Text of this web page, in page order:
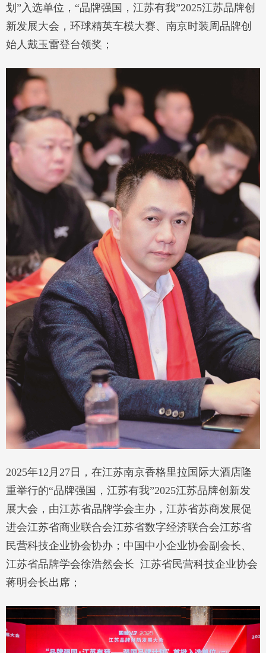
划”入选单位，“品牌强国，江苏有我”2025江苏品牌创
新发展大会，环球精英车模大赛、南京时装周品牌创
始人戴玉雷登台领奖；
2025年12月27日，在江苏南京香格里拉国际大酒店隆
重举行的“品牌强国，江苏有我”2025江苏品牌创新发
展大会，由江苏省品牌学会主办，江苏省苏商发展促
进会江苏省商业联合会江苏省数字经济联合会江苏省
民营科技企业协会协办；中国中小企业协会副会长、
江苏省品牌学会徐浩然会长 江苏省民营科技企业协会
蒋明会长出席；